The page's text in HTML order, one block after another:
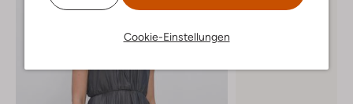
Cookie-Einstellungen